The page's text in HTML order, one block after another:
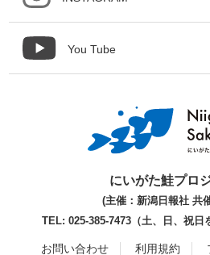
You Tube
にいがた鮭プロ
(主催：新潟日報社 共
TEL: 025-385-7473（土、日、祝日
お問い合わせ 利用規約